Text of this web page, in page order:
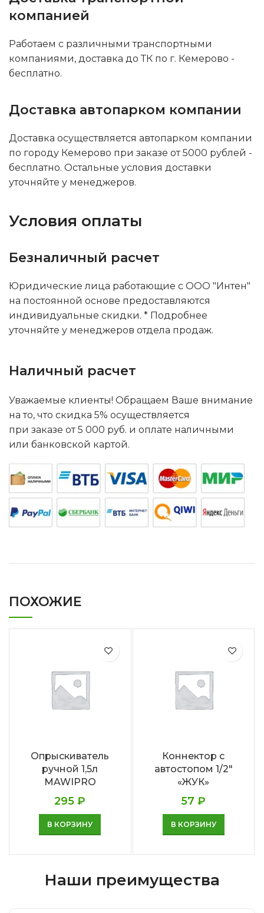
компанией
Работаем с различными транспортными
компаниями, доставка до ТК по г. Кемерово -
бесплатно.
Доставка автопарком компании
Доставка осуществляется автопарком компании
по городу Кемерово при заказе от 5000 рублей -
бесплатно. Остальные условия доставки
уточняйте у менеджеров.
Условия оплаты
Безналичный расчет
Юридические лица работающие с ООО "Интен"
на постоянной основе предоставляются
индивидуальные скидки. * Подробнее
уточняйте у менеджеров отдела продаж.
Наличный расчет
Уважаемые клиенты! Обращаем Ваше внимание
на то, что скидка 5% осуществляется
при заказе от 5 000 руб. и оплате наличными
или банковской картой.
ПОХОЖИЕ
Опрыскиватель
ручной 1,5л
MAWIPRO
295₽
В КОРЗИНУ
Коннектор с
автостопом 1/2″
«ЖУК»
57₽
В КОРЗИНУ
Наши преимущества